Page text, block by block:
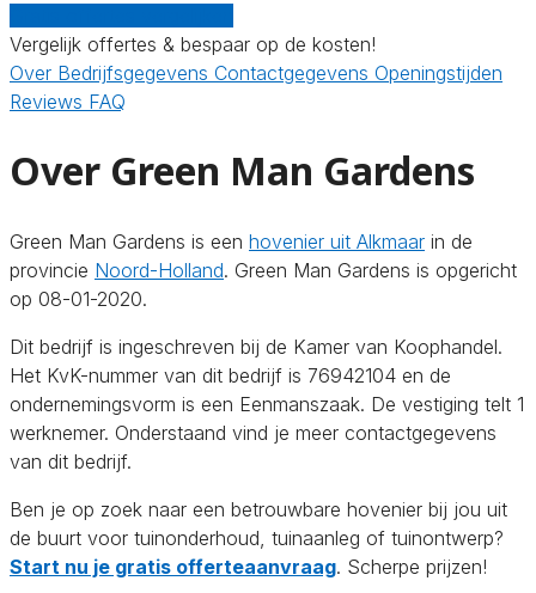
Vergelijk offertes & bespaar op de kosten!
Over Bedrijfsgegevens Contactgegevens Openingstijden
Reviews FAQ
Over Green Man Gardens
Green Man Gardens is een hovenier uit Alkmaar in de
provincie Noord-Holland. Green Man Gardens is opgericht
op 08-01-2020.
Dit bedrijf is ingeschreven bij de Kamer van Koophandel.
Het KvK-nummer van dit bedrijf is 76942104 en de
ondernemingsvorm is een Eenmanszaak. De vestiging telt 1
werknemer. Onderstaand vind je meer contactgegevens
van dit bedrijf.
Ben je op zoek naar een betrouwbare hovenier bij jou uit
de buurt voor tuinonderhoud, tuinaanleg of tuinontwerp?
Start nu je gratis offerteaanvraag. Scherpe prijzen!